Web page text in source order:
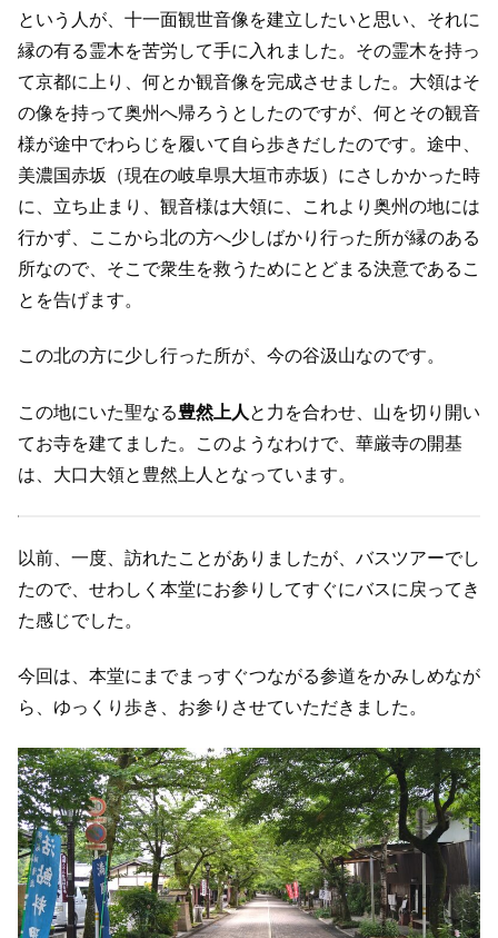
という人が、十一面観世音像を建立したいと思い、それに
縁の有る霊木を苦労して手に入れました。その霊木を持っ
て京都に上り、何とか観音像を完成させました。大領はそ
の像を持って奥州へ帰ろうとしたのですが、何とその観音
様が途中でわらじを履いて自ら歩きだしたのです。途中、
美濃国赤坂（現在の岐阜県大垣市赤坂）にさしかかった時
に、立ち止まり、観音様は大領に、これより奥州の地には
行かず、ここから北の方へ少しばかり行った所が縁のある
所なので、そこで衆生を救うためにとどまる決意であるこ
とを告げます。
この北の方に少し行った所が、今の谷汲山なのです。
この地にいた聖なる豊然上人 と力を合わせ、山を切り開い
てお寺を建てました。このようなわけで、華厳寺の開基
は、大口大領と豊然上人となっています。
以前、一度、訪れたことがありましたが、バスツアーでし
たので、せわしく本堂にお参りしてすぐにバスに戻ってき
た感じでした。
今回は、本堂にまでまっすぐつながる参道をかみしめなが
ら、ゆっくり歩き、お参りさせていただきました。